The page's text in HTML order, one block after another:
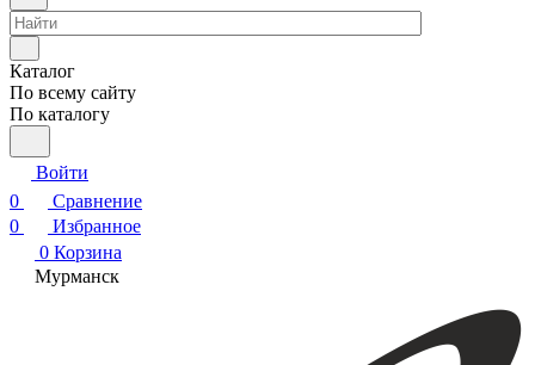
Каталог
По всему сайту
По каталогу
Войти
0
Сравнение
0
Избранное
0 Корзина
Мурманск